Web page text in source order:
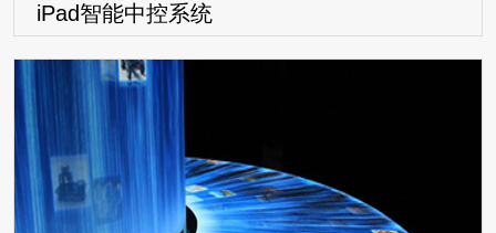
iPad智能中控系统